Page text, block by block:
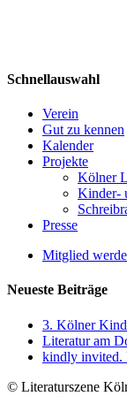
Schnellauswahl
Verein
Gut zu kennen
Kalender
Projekte
Kölner
Kinder-
Presse
Mitglied
Neueste Beiträge
3. Kölner
Literatur am
kindly invited.
© Literaturszene